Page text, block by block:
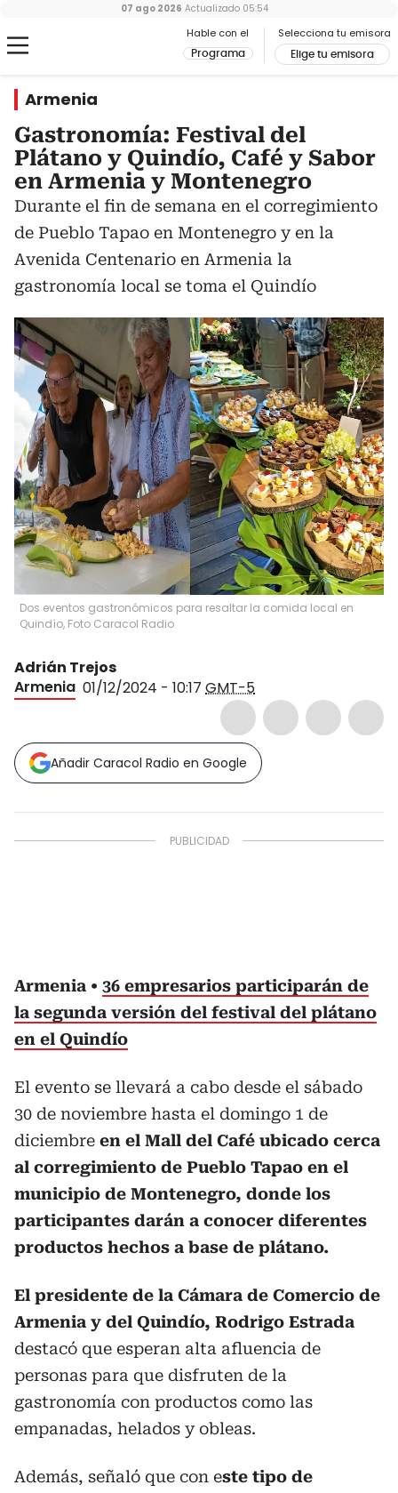
Hable con el
Programa
Selecciona tu emisora
Elige tu emisora
07 ago 2026 Actualizado 05:54
Armenia
Gastronomía: Festival del
Plátano y Quindío, Café y Sabor
en Armenia y Montenegro
Durante el fin de semana en el corregimiento
de Pueblo Tapao en Montenegro y en la
Avenida Centenario en Armenia la
gastronomía local se toma el Quindío
Dos eventos gastronómicos para resaltar la comida local en
Quindío, Foto Caracol Radio
Adrián Trejos
Armenia 01/12/2024 - 10:17 GMT-5
Añadir Caracol Radio en Google
Armenia
36 empresarios participarán de
la segunda versión del festival del plátano
en el Quindío
El evento se llevará a cabo desde el sábado
30 de noviembre hasta el domingo 1 de
diciembre en el Mall del Café ubicado cerca
al corregimiento de Pueblo Tapao en el
municipio de Montenegro, donde los
participantes darán a conocer diferentes
productos hechos a base de plátano.
El presidente de la Cámara de Comercio de
Armenia y del Quindío, Rodrigo Estrada
destacó que esperan alta afluencia de
personas para que disfruten de la
gastronomía con productos como las
empanadas, helados y obleas.
Además, señaló que con este tipo de